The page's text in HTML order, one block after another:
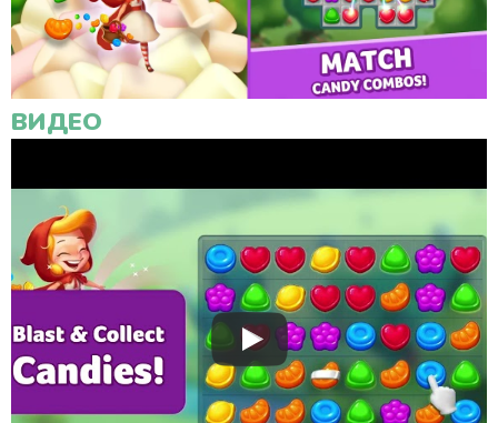
ВИДЕО